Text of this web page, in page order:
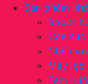
Sản phẩm
Robot
Cân
Ghế
Máy lọc
Tăm